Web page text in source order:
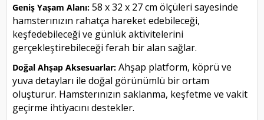
Geniş Yaşam Alanı: 58 x 32 x 27 cm ölçüleri sayesinde
hamsterınızın rahatça hareket edebileceği,
keşfedebileceği ve günlük aktivitelerini
gerçekleştirebileceği ferah bir alan sağlar.
Doğal Ahşap Aksesuarlar: Ahşap platform, köprü ve
yuva detayları ile doğal görünümlü bir ortam
oluşturur. Hamsterınızın saklanma, keşfetme ve vakit
geçirme ihtiyacını destekler.